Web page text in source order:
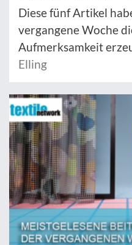
Diese fünf Artikel
vergangene Woche
Aufmerksamkeit
Elling